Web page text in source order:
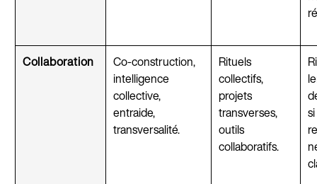
Collaboration
Co-construction,
intelligence
collective,
entraide,
transversalité.
Rituels
collectifs,
projets
transverses,
outils
collaboratifs.